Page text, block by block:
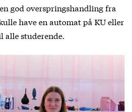
god overspringshandling fra
have en automat på KU eller
alle studerende.